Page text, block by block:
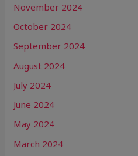
November 2024
October 2024
September 2024
August 2024
July 2024
June 2024
May 2024
March 2024